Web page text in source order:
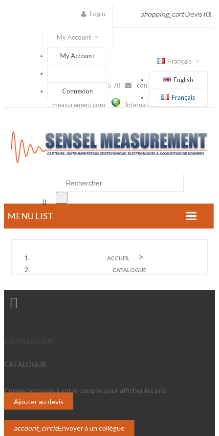
shopping_cart Devis (0)
Login
My Account
My Account
Connexion
Français
English
Français
(+33) 1 56 88 25 78 contact@sensel-
measurement.com International Contact

MENU LIST
ACCUEIL
CATALOGUE

CATALOGUE
Connectez-vous à votre compte pour afficher les prix
LoginAjouter au devis
account_circleEnvoyer à un collègue